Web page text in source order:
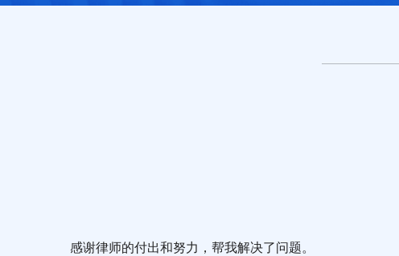
感谢律师的付出和努力，帮我解决了问题。